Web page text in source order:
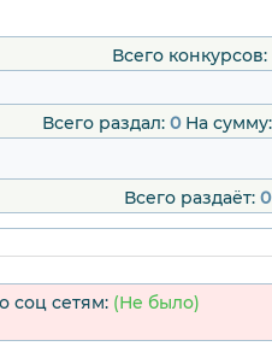
Всего конкурсов:
Всего раздал: 0На
Всего раздаёт: 0
соц сетям: (Не было)